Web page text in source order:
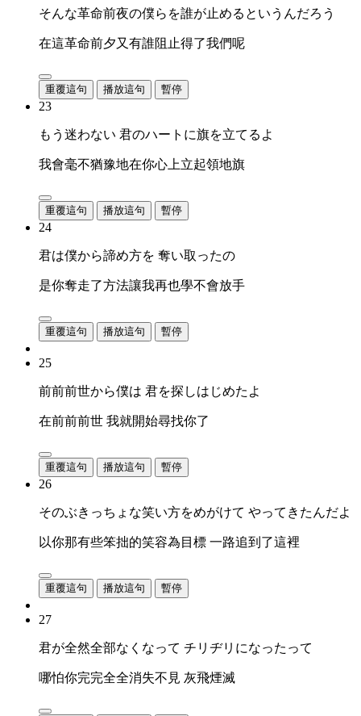
そんな革命前夜の僕らを誰が止めるというんだろう
在這革命前夕又有誰阻止得了我們呢
重覆這句 播放這句 暫停
23
もう迷わない 君のハートに旗を立てるよ
我會毫不猶豫地在你心上立起領地旗
重覆這句 播放這句 暫停
24
君は僕から諦め方を 奪い取ったの
是你奪走了方法讓我再也學不會放手
重覆這句 播放這句 暫停
25
前前前世から僕は 君を探しはじめたよ
在前前前世 我就開始尋找你了
重覆這句 播放這句 暫停
26
そのぶきっちょな笑い方をめがけて やってきたんだよ
以你那有些笨拙的笑容為目標 一路追到了這裡
重覆這句 播放這句 暫停
27
君が全然全部なくなって チリヂリになったって
哪怕你完完全全消失不見 灰飛煙滅